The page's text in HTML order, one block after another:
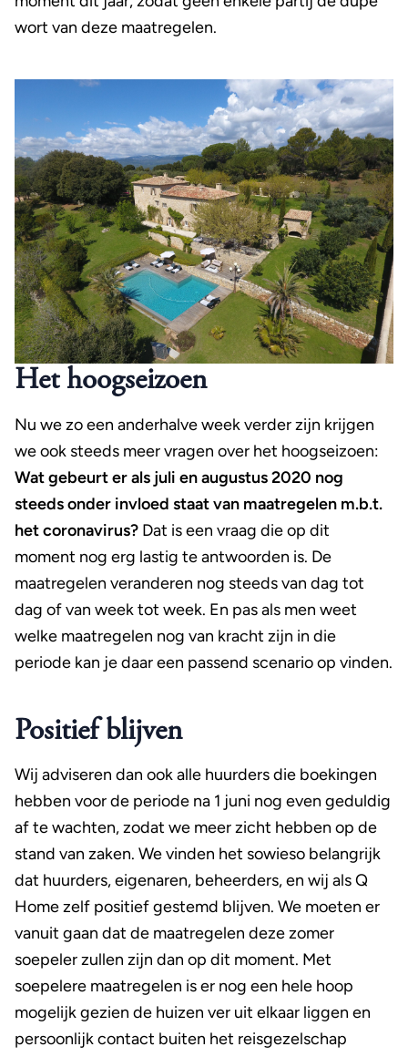
wort van deze maatregelen.
Het hoogseizoen
Nu we zo een anderhalve week verder zijn krijgen
we ook steeds meer vragen over het hoogseizoen:
Wat gebeurt er als juli en augustus 2020 nog
steeds onder invloed staat van maatregelen m.b.t.
het coronavirus? Dat is een vraag die op dit
moment nog erg lastig te antwoorden is. De
maatregelen veranderen nog steeds van dag tot
dag of van week tot week. En pas als men weet
welke maatregelen nog van kracht zijn in die
periode kan je daar een passend scenario op vinden.
Positief blijven
Wij adviseren dan ook alle huurders die boekingen
hebben voor de periode na 1 juni nog even geduldig
af te wachten, zodat we meer zicht hebben op de
stand van zaken. We vinden het sowieso belangrijk
dat huurders, eigenaren, beheerders, en wij als Q
Home zelf positief gestemd blijven. We moeten er
vanuit gaan dat de maatregelen deze zomer
soepeler zullen zijn dan op dit moment. Met
soepelere maatregelen is er nog een hele hoop
mogelijk gezien de huizen ver uit elkaar liggen en
persoonlijk contact buiten het reisgezelschap